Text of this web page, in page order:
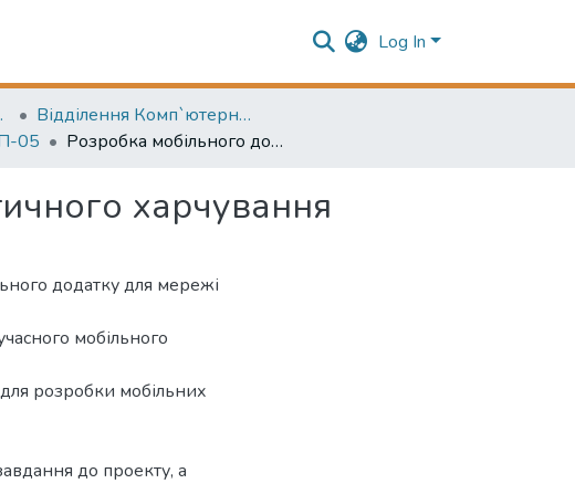
Log In
ОТФК
Відділення Комп`ютерних систем
05 Розробка мобільного додатку для мережі дієтичного харчування
харчування
додатку для мережі
мобільного
для розробки мобільних
до проекту, а